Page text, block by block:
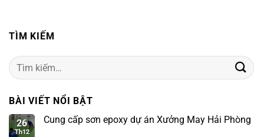
TÌM KIẾM
Tìm
kiếm:
BÀI VIẾT NỔI BẬT
26
Th12
Cung cấp sơn epoxy dự án Xưởng May Hải Phòng